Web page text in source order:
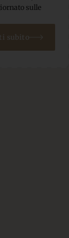
sulle
subito